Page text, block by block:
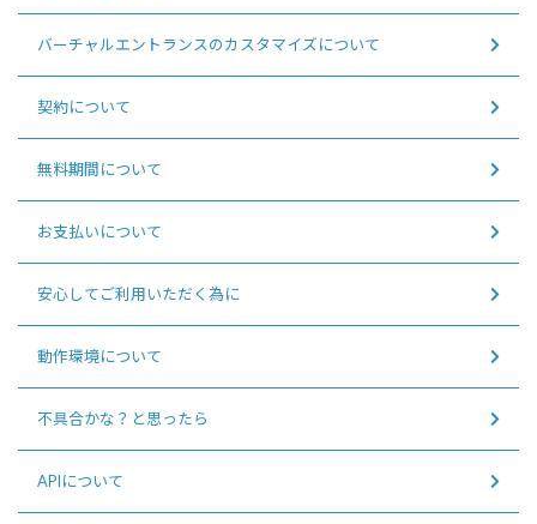
バーチャルエントランスのカスタマイズについて
契約について
無料期間について
お支払いについて
安心してご利用いただく為に
動作環境について
不具合かな？と思ったら
APIについて